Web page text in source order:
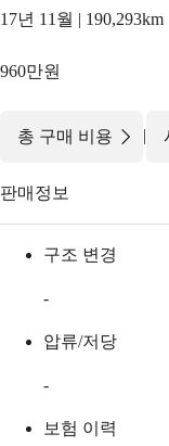
17년 11월 | 190,293km
960만원
총 구매 비용 |
판매정보
구조 변경
-
압류/저당
-
보험 이력